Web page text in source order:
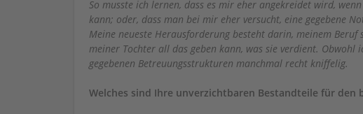
So musste ich lernen, dass es mir eher angekreidet wird,
kann; oder, dass man bei mir eher versucht, eine gegebene
Meine neueste Herausforderung besteht darin, meinem
meiner Tochter all das geben kann, was sie verdient.
gegebenen Betreuungsstrukturen manchmal recht kniffelig.
Welches sind Ihre unverzichtbaren Bestandteile für den